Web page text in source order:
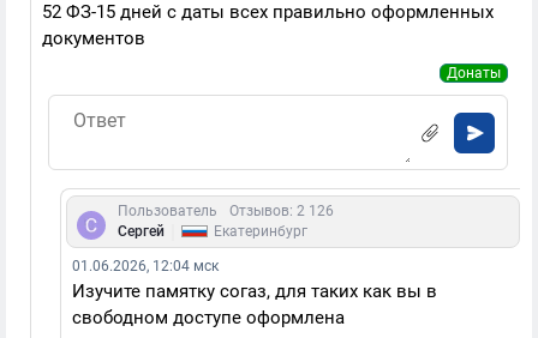
52 ФЗ-15 дней с даты всех правильно оформленных
документов
Донаты
Пользователь
Отзывов: 2 126
Сергей
Екатеринбург
01.06.2026, 12:04 мск
Изучите памятку согаз, для таких как вы в
свободном доступе оформлена